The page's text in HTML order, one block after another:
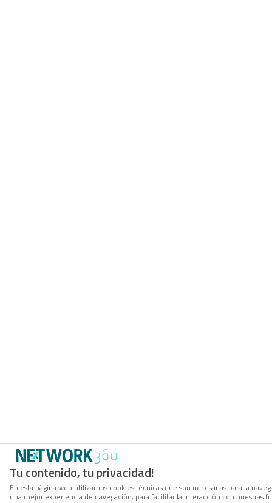
Tu contenido, tu privacidad!
En esta página web utilizamos cookies técnicas que son necesarias para la
una mejor experiencia de navegación, para facilitar la interacción con